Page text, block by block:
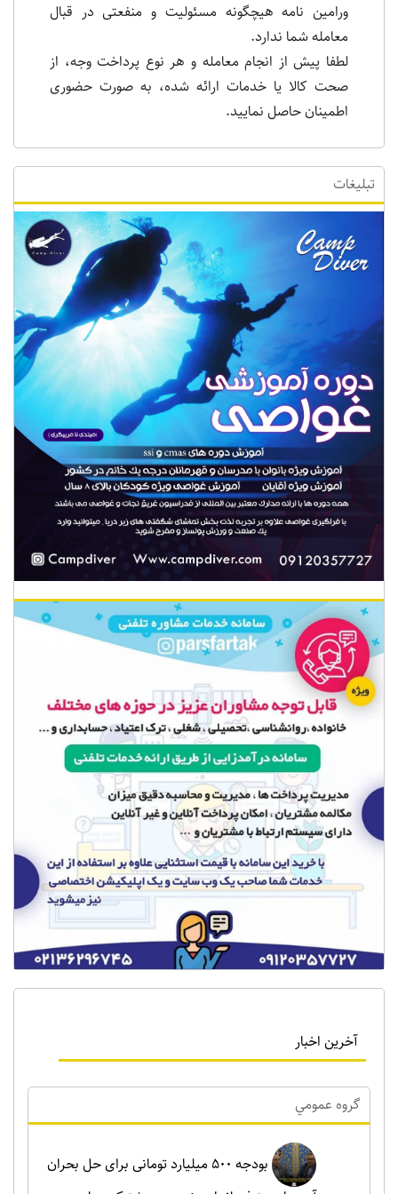
ورامین نامه هیچگونه مسئولیت و منفعتی در قبال
معامله شما ندارد.
لطفا پیش از انجام معامله و هر نوع پرداخت وجه، از
صحت کالا یا خدمات ارائه شده، به صورت حضوری
اطمینان حاصل نمایید.
تبلیغات
آخرین اخبار
گروه عمومي
بودجه ۵۰۰ میلیارد تومانی برای حل بحران